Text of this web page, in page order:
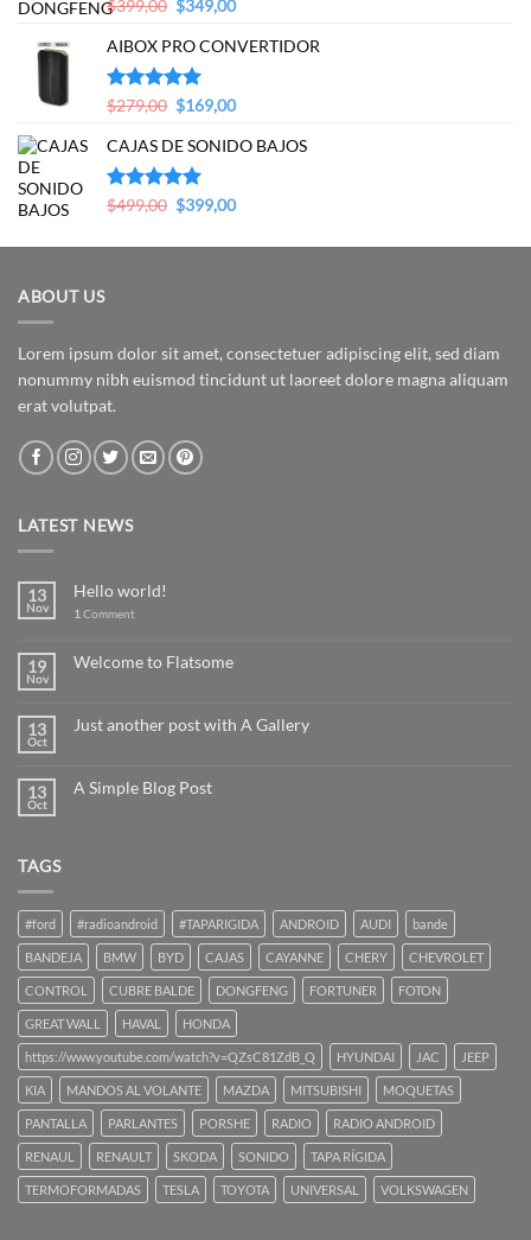
Valorado en
$399,00
was:
$399,00.
$349,00
is:
AIBOX PRO CONVERTIDOR
Valorado en
$279,00 Original
was:
$279,00.
$169,00Current
is:
CAJAS DE SONIDO BAJOS
Valorado en
$499,00 Original
was:
$399,00Current
is:
ABOUT US
Lorem ipsum dolor sit amet, consectetuer adipiscing elit, sed diam
nonummy nibh euismod tincidunt ut laoreet dolore magna aliquam
erat volutpat.
LATEST NEWS
13
Nov
Hello world!
1 Comment
19
Nov
Welcome to Flatsome
13
Oct
Just another post with A Gallery
13
Oct
A Simple Blog Post
TAGS
#ford #radioandroid #TAPARIGIDA ANDROID AUDI bande
BANDEJA BMW BYD CAJAS CAYANNE CHERY CHEVROLET
CONTROL CUBRE BALDE DONGFENG FORTUNER FOTON
GREAT WALL HAVAL HONDA
https://www.youtube.com/watch?v=QZsC81ZdB_Q HYUNDAI JAC JEEP
KIA MANDOS AL VOLANTE MAZDA MITSUBISHI MOQUETAS
PANTALLA PARLANTES PORSHE RADIO RADIO ANDROID
RENAUL RENAULT SKODA SONIDO TAPA RÍGIDA
TERMOFORMADAS TESLA TOYOTA UNIVERSAL VOLKSWAGEN